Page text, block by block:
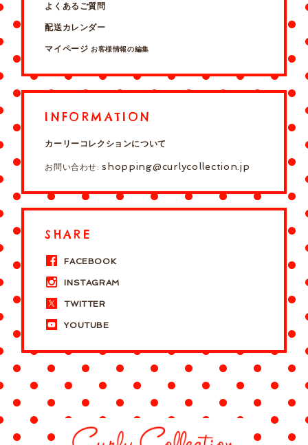
よくあるご質問
配送カレンダー
マイページ お客様情報の編集
INFORMATION
カーリーコレクションについて
お問い合わせ:shopping@curlycollection.jp
SHARE
FACEBOOK
INSTAGRAM
TWITTER
YOUTUBE